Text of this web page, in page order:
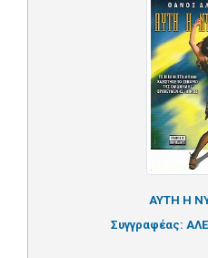
ΑΥΤΗ Η
Συγγραφέας: